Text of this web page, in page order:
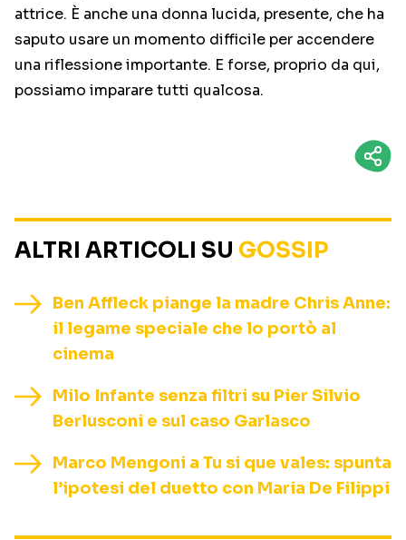
attrice. È anche una donna lucida, presente, che ha
saputo usare un momento difficile per accendere
una riflessione importante. E forse, proprio da qui,
possiamo imparare tutti qualcosa.
ALTRI ARTICOLI SU GOSSIP
Ben Affleck piange la madre Chris Anne:
il legame speciale che lo portò al
cinema
Milo Infante senza filtri su Pier Silvio
Berlusconi e sul caso Garlasco
Marco Mengoni a Tu si que vales: spunta
l’ipotesi del duetto con Maria De Filippi